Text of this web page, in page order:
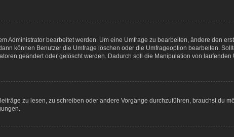
Administrator bearbeitet werden. Um eine Umfrage zu bearbeiten, ändere den
können Benutzer die Umfrage löschen oder die Umfrageoption bearbeiten.
geändert oder gelöscht werden. Dadurch soll die Manipulation von laufenden
zu lesen, zu schreiben oder andere Vorgänge durchzuführen, brauchst du